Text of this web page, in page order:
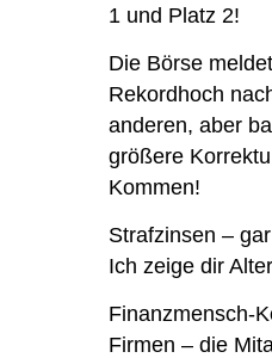
1 und Platz 2!
Die Börse
Rekordhoch
anderen, aber
größere
Kommen!
Strafzinsen –
Ich zeige dir
Finanzmensch-
Firmen – die